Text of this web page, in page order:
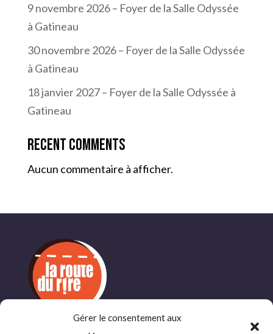
Gérer le consentement aux
9 novembre 2026 – Foyer de la Salle Odyssée
à Gatineau
30 novembre 2026 – Foyer de la Salle Odyssée
à Gatineau
18 janvier 2027 – Foyer de la Salle Odyssée à
Gatineau
Recent Comments
Aucun commentaire à afficher.